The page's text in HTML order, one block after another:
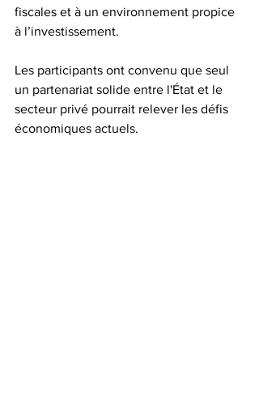
fiscales et à un environnement propice
à l’investissement.
Les participants ont convenu que seul
un partenariat solide entre l'État et le
secteur privé pourrait relever les défis
économiques actuels.